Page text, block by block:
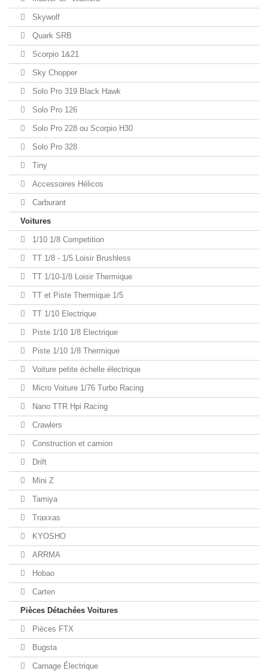
Skywolf
Quark SRB
Scorpio 1&21
Sky Chopper
Solo Pro 319 Black Hawk
Solo Pro 126
Solo Pro 228 ou Scorpio H30
Solo Pro 328
Tiny
Accessoires Hélicos
Carburant
Voitures
1/10 1/8 Competition
TT 1/8 - 1/5 Loisir Brushless
TT 1/10-1/8 Loisir Thermique
TT et Piste Thermique 1/5
TT 1/10 Electrique
Piste 1/10 1/8 Electrique
Piste 1/10 1/8 Thermique
Voiture petite échelle électrique
Micro Voiture 1/76 Turbo Racing
Nano TTR Hpi Racing
Crawlers
Construction et camion
Drift
Mini Z
Tamiya
Traxxas
KYOSHO
ARRMA
Hobao
Carten
Pièces Détachées Voitures
Pièces FTX
Bugsta
Carnage Électrique